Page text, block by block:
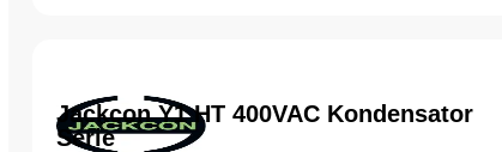
Jackcon Y1 HT 400VAC Kondensator
Serie